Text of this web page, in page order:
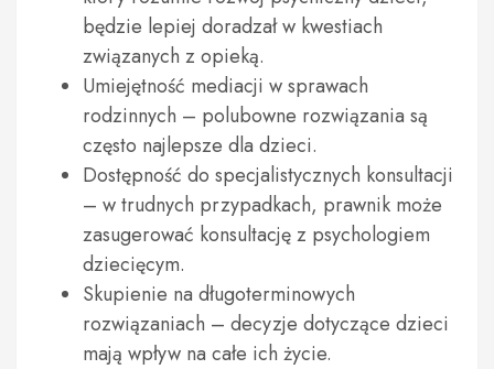
będzie lepiej doradzał w kwestiach
związanych z opieką.
Umiejętność mediacji w sprawach
rodzinnych – polubowne rozwiązania są
często najlepsze dla dzieci.
Dostępność do specjalistycznych konsultacji
– w trudnych przypadkach, prawnik może
zasugerować konsultację z psychologiem
dziecięcym.
Skupienie na długoterminowych
rozwiązaniach – decyzje dotyczące dzieci
mają wpływ na całe ich życie.